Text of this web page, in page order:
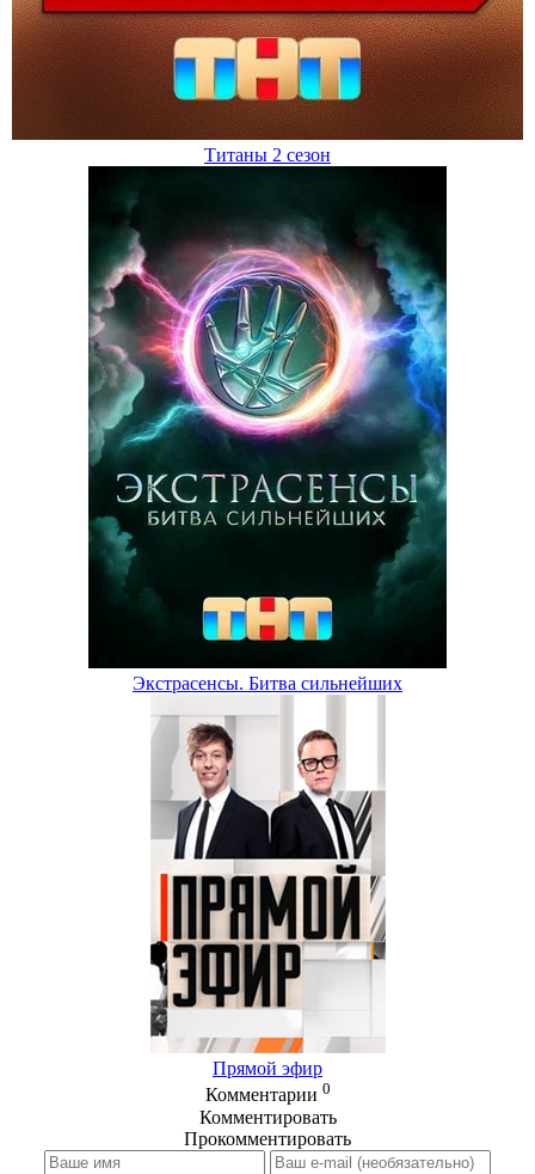
Титаны 2 сезон
Экстрасенсы. Битва сильнейших
Прямой эфир
Комментарии 0
Комментировать
Прокомментировать